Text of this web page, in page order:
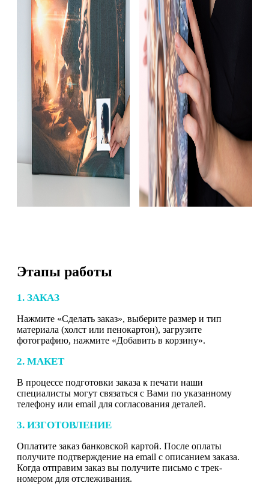
Этапы работы
1. ЗАКАЗ
Нажмите «Сделать заказ», выберите размер и тип
материала (холст или пенокартон), загрузите
фотографию, нажмите «Добавить в корзину».
2. МАКЕТ
В процессе подготовки заказа к печати наши
специалисты могут связаться с Вами по указанному
телефону или email для согласования деталей.
3. ИЗГОТОВЛЕНИЕ
Оплатите заказ банковской картой. После оплаты
получите подтверждение на email с описанием заказа.
Когда отправим заказ вы получите письмо с трек-
номером для отслеживания.